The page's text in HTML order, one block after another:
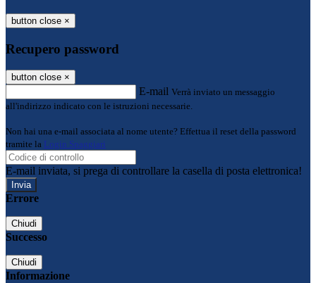
button close ×
Recupero password
button close ×
E-mail Verrà inviato un messaggio
all'indirizzo indicato con le istruzioni necessarie.
Non hai una e-mail associata al nome utente? Effettua il reset della password
tramite la Login Spaggiari
E-mail inviata, si prega di controllare la casella di posta elettronica!
Errore
Chiudi
Successo
Chiudi
Informazione